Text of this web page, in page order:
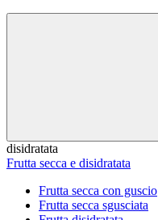
disidratata
Frutta secca e disidratata
Frutta secca con guscio
Frutta secca sgusciata